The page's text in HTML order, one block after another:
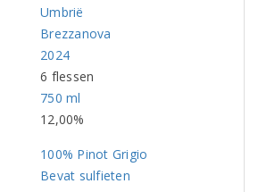
Umbrië
Brezzanova
2024
6 flessen
750 ml
12,00%
100% Pinot Grigio
Bevat sulfieten